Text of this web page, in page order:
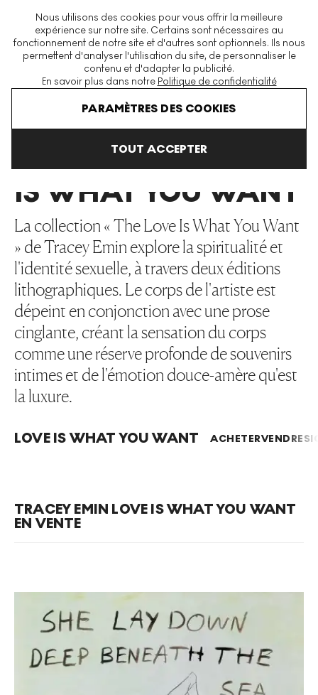
Nous utilisons des cookies pour vous offrir la meilleure
expérience sur notre site. Certains sont nécessaires au
fonctionnement de notre site et d'autres sont optionnels. Ils nous
permettent d'analyser l'utilisation du site, de personnaliser le
contenu et d'adapter la publicité.
En savoir plus dans notre Politique de confidentialité
PARAMÈTRES DES COOKIES
TOUT ACCEPTER
La plus grande plateforme mondiale d'estampes et éditions
modernes et contemporaines
Tracey Emin Love Is What You Want
LOVE
IS WHAT YOU WANT
La collection « The Love Is What You Want
» de Tracey Emin explore la spiritualité et
l'identité sexuelle, à travers deux éditions
lithographiques. Le corps de l'artiste est
dépeint en conjonction avec une prose
cinglante, créant la sensation du corps
comme une réserve profonde de souvenirs
intimes et de l'émotion douce-amère qu'est
la luxure.
LOVE IS WHAT YOU WANT ACHETERVENDRE
TRACEY EMIN LOVE IS WHAT YOU WANT
EN VENTE